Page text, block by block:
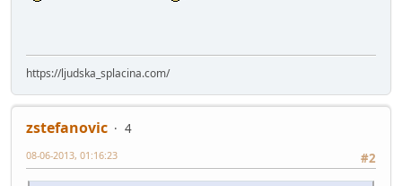
https://ljudska_splacina.com/
zstefanovic
4
#2
08-06-2013, 01:16:23